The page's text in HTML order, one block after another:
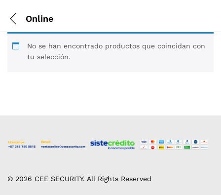
Online
No se han encontrado productos que coincidan con
tu selección.
© 2026 CEE SECURITY. All Rights Reserved